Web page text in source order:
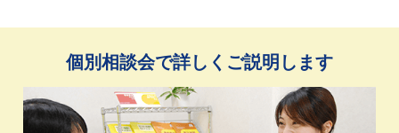
個別相談会で詳しくご説明します